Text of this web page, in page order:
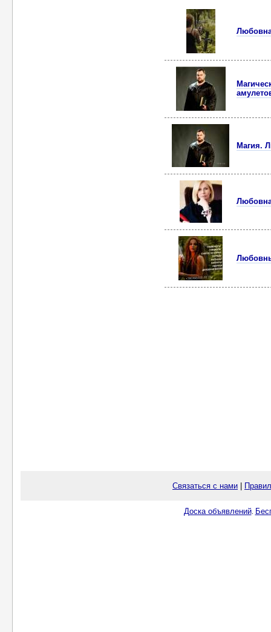
Магия.
Связаться с нами
Доска объявлений.